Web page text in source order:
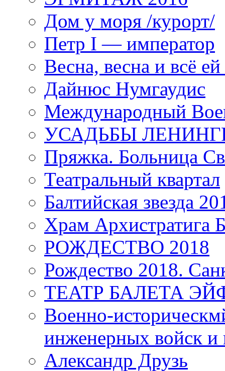
Дом у моря /курорт/
Петр I — император
Весна, весна и всё
Дайнюс Нумгаудис
Международный
УСАДЬБЫ
Пряжка. Больница
Театральный квартал
Балтийская звезда
Храм
РОЖДЕСТВО 2018
Рождество 2018.
ТЕАТР БАЛЕТА
Военно-
инженерных войск и
Александр Друзь